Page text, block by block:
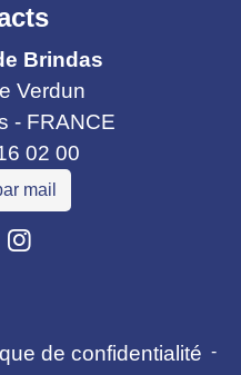
Brindas
Verdun
- FRANCE
02 00
mail
de confidentialité -